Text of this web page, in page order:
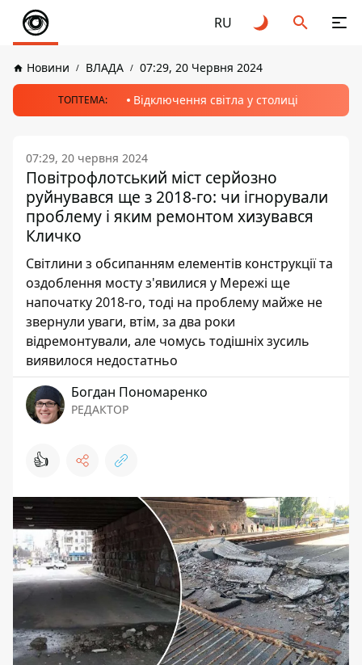
RU
Новини ВЛАДА 07:29, 20 Червня 2024
ТОПТЕМА: Відключення світла у столиці
07:29, 20 червня 2024
Повітрофлотський міст серйозно
руйнувався ще з 2018-го: чи ігнорували
проблему і яким ремонтом хизувався
Кличко
Світлини з обсипанням елементів конструкції та
оздоблення мосту з'явилися у Мережі ще
напочатку 2018-го, тоді на проблему майже не
звернули уваги, втім, за два роки
відремонтували, але чомусь тодішніх зусиль
виявилося недостатньо
Богдан Пономаренко
РЕДАКТОР
👍